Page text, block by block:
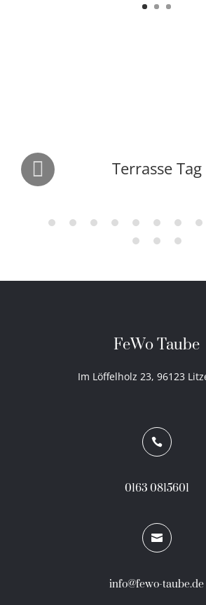
Terrasse Tag
FeWo Taube
Im Löffelholz 23, 96123

0163 0815601

info@fewo-taube.de